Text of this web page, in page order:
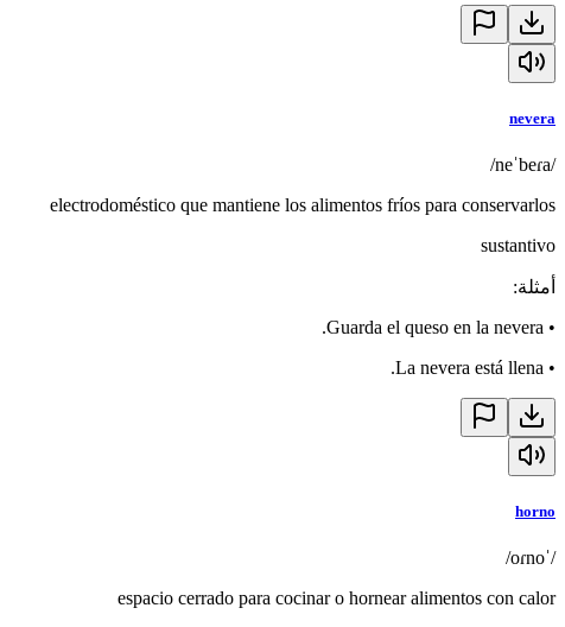
nevera
/neˈbeɾa/
electrodoméstico que mantiene los alimentos fríos para conservarlos
sustantivo
أمثلة:
•
Guarda el queso en la nevera.
•
La nevera está llena.
horno
/ˈoɾno/
espacio cerrado para cocinar o hornear alimentos con calor